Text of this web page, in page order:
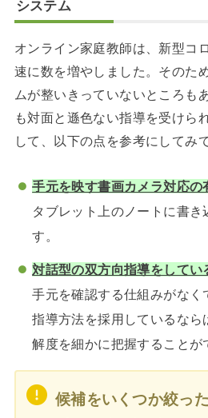
システム
オンライン家庭教師は、新型コ
速に数を増やしました。そのた
ムが整いきっていないところも
も対面と遜色ない指導を受けら
して、以下の点を参考にしてみ
手元を映す書画カメラ対応の
タブレット上のノートに書き
す。
対話型の双方向指導をしてい
手元を確認する仕組みがなく
指導方法を採用しているなら
解度を細かに把握することが
候補をいくつか絞っ